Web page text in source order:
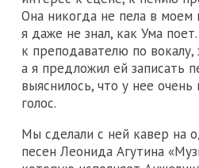
Она никогда не пела в моем
я даже не знал, как Ума
к преподавателю по вокалу,
а я предложил ей записать
выяснилось, что у нее
голос.
Мы сделали с ней кавер на
песен Леонида Агутина